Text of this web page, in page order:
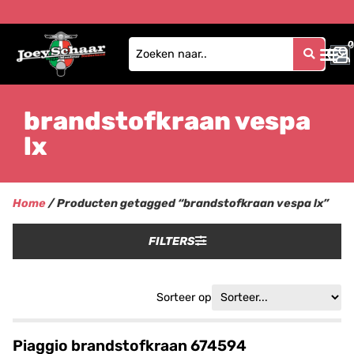
0
0
brandstofkraan vespa
lx
Home/ Producten getagged “brandstofkraan vespa lx”
FILTERS
Sorteer op
Piaggio brandstofkraan 674594